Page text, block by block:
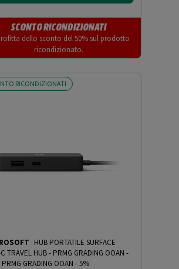
SCONTO RICONDIZIONATI
dello sconto del 50% sul prodotto
ricondizionato.
RICONDIZIONATI
HUB PORTATILE SURFACE
HUB - PRMG GRADING OOAN -
PRMG GRADING OOAN - 5%